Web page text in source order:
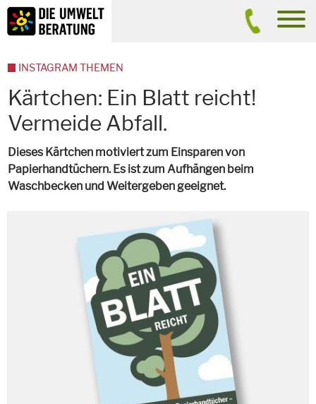
Inhalt
Suche
Kärtchen: Ein Blatt reicht!
Vermeide Abfall.
Dieses Kärtchen motiviert zum Einsparen von
Papierhandtüchern. Es ist zum Aufhängen beim
Waschbecken und Weitergeben geeignet.
INSTAGRAM THEMEN